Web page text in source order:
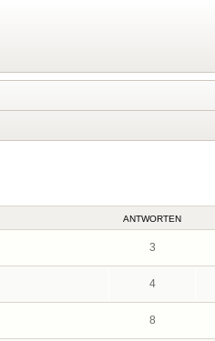
ANTWORTEN
3
4
8